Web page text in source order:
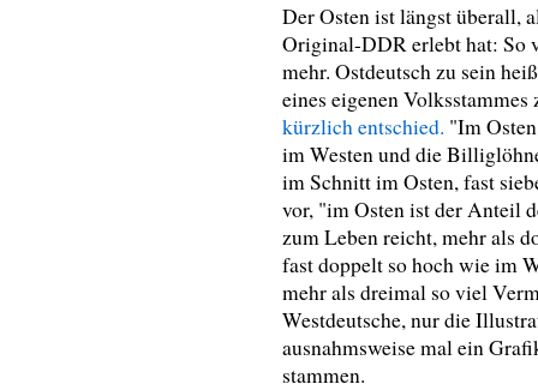
Der Osten ist längst überall,
Original-DDR erlebt hat: So
mehr. Ostdeutsch zu sein
eines eigenen
kürzlich entschied. "Im
im Westen und die
im Schnitt im Osten, fast
vor, "im Osten ist der Anteil
zum Leben reicht, mehr als
fast doppelt so hoch wie im
mehr als dreimal so viel
Westdeutsche, nur die
ausnahmsweise mal ein
stammen.